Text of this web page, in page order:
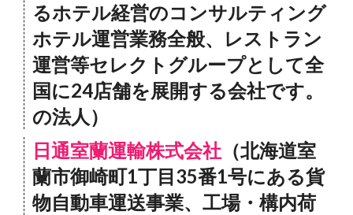
るホテル経営のコンサルティング
ホテル運営業務全般、レストラン
運営等セレクトグループとして全
国に24店舗を展開する会社です。
の法人）
日通室蘭運輸株式会社 （北海道室
蘭市御崎町1丁目35番1号にある貨
物自動車運送事業、工場・構内荷